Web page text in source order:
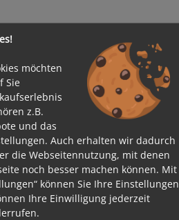
möchten
Sie
z.B.
und das
Auch erhalten wir dadurch
die Webseitennutzung, mit denen
noch besser machen können. Mit
können Sie Ihre Einstellungen
Ihre Einwilligung jederzeit